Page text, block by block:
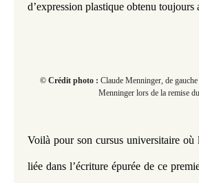
d’expression plastique obtenu toujours
© Crédit photo : Claude Menninger, de
Menninger lors de la remise
Voilà pour son cursus universitaire
liée dans l’écriture épurée de ce